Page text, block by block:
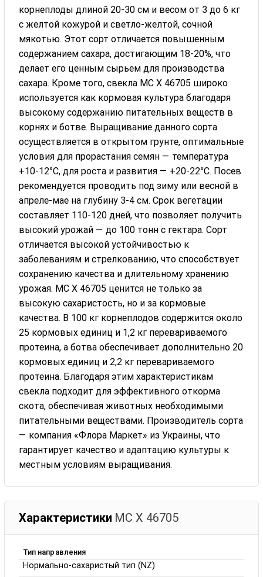
корнеплоды длиной 20-30 см и весом от 3 до 6 кг
с желтой кожурой и светло-желтой, сочной
мякотью. Этот сорт отличается повышенным
содержанием сахара, достигающим 18-20%, что
делает его ценным сырьем для производства
сахара. Кроме того, свекла МС Х 46705 широко
используется как кормовая культура благодаря
высокому содержанию питательных веществ в
корнях и ботве. Выращивание данного сорта
осуществляется в открытом грунте, оптимальные
условия для прорастания семян — температура
+10-12°C, для роста и развития — +20-22°C. Посев
рекомендуется проводить под зиму или весной в
апреле-мае на глубину 3-4 см. Срок вегетации
составляет 110-120 дней, что позволяет получить
высокий урожай — до 100 тонн с гектара. Сорт
отличается высокой устойчивостью к
заболеваниям и стрелкованию, что способствует
сохранению качества и длительному хранению
урожая. МС Х 46705 ценится не только за
высокую сахаристость, но и за кормовые
качества. В 100 кг корнеплодов содержится около
25 кормовых единиц и 1,2 кг перевариваемого
протеина, а ботва обеспечивает дополнительно 20
кормовых единиц и 2,2 кг перевариваемого
протеина. Благодаря этим характеристикам
свекла подходит для эффективного откорма
скота, обеспечивая животных необходимыми
питательными веществами. Производитель сорта
— компания «Флора Маркет» из Украины, что
гарантирует качество и адаптацию культуры к
местным условиям выращивания.
Характеристики МС Х 46705
Тип направления
Нормально-сахаристый тип (NZ)